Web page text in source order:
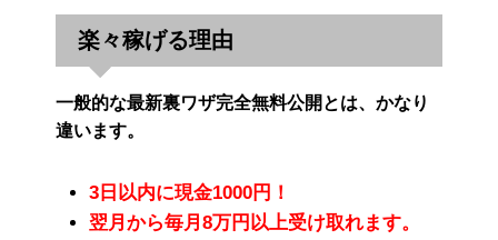
楽々稼げる理由
一般的な最新裏ワザ完全無料公開とは、かなり
違います。
3日以内に現金1000円！
翌月から毎月8万円以上受け取れます。